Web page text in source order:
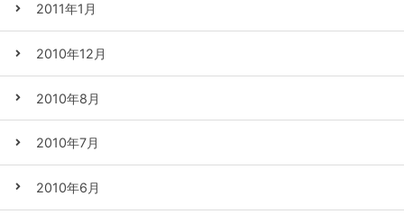
2011年1月
2010年12月
2010年8月
2010年7月
2010年6月